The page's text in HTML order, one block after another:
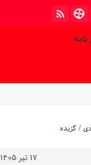
/گزیده
17 تیر 1405 - 10:53